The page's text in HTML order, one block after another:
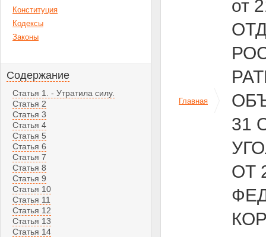
Конституция
Кодексы
Законы
Содержание
Статья 1. - Утратила силу.
Статья 2
Статья 3
Статья 4
Статья 5
Статья 6
Статья 7
Статья 8
Статья 9
Статья 10
Статья 11
Статья 12
Статья 13
Статья 14
Главная
от
31
ОТ